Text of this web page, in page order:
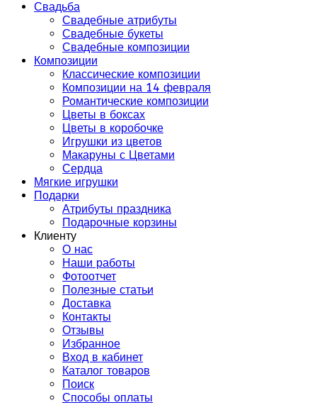
Свадьба
Свадебные атрибуты
Свадебные букеты
Свадебные композиции
Композиции
Классические композиции
Композиции на 14 февраля
Романтические композиции
Цветы в боксах
Цветы в коробочке
Игрушки из цветов
Макаруны с Цветами
Сердца
Мягкие игрушки
Подарки
Атрибуты праздника
Подарочные корзины
Клиенту
О нас
Наши работы
Фотоотчет
Полезные статьи
Доставка
Контакты
Отзывы
Избранное
Вход в кабинет
Каталог товаров
Поиск
Способы оплаты